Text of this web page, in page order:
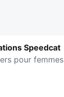
Speedcat
pour femmes